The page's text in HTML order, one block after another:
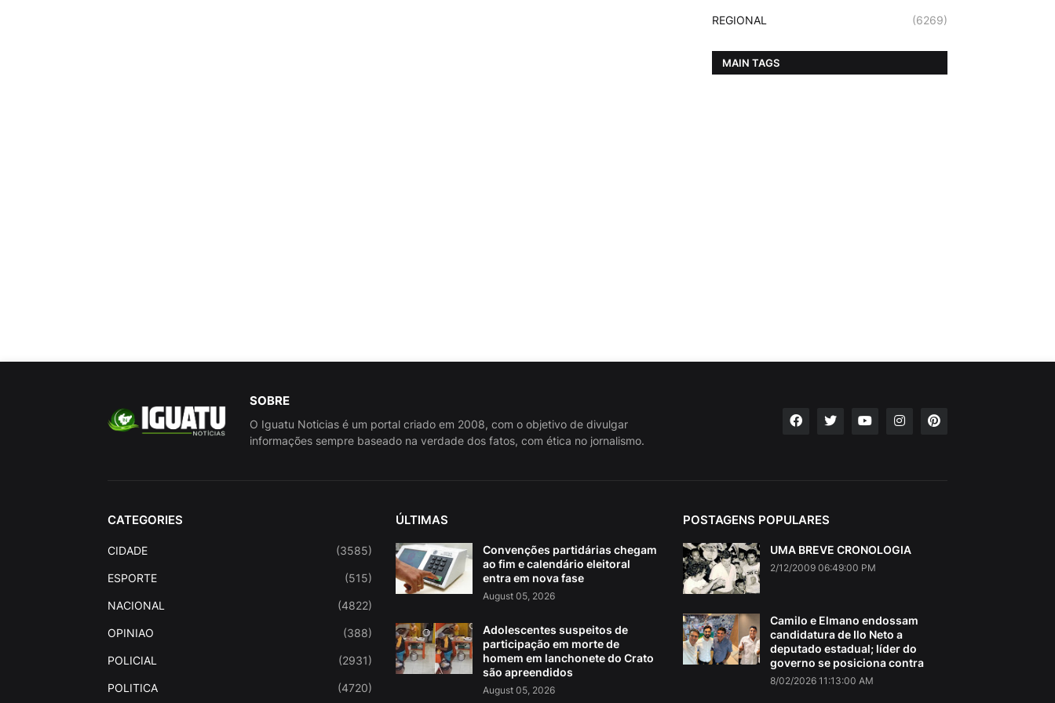
REGIONAL (6269)
MAIN TAGS
SOBRE
O Iguatu Noticias é um portal criado em 2008, com o objetivo de divulgar
informações sempre baseado na verdade dos fatos, com ética no jornalismo.
CATEGORIES
CIDADE (3585)
ESPORTE (515)
NACIONAL (4822)
OPINIAO (388)
POLICIAL (2931)
POLITICA (4720)
ÚLTIMAS
Convenções partidárias chegam
ao fim e calendário eleitoral
entra em nova fase
August 05, 2026
Adolescentes suspeitos de
participação em morte de
homem em lanchonete do Crato
são apreendidos
August 05, 2026
POSTAGENS POPULARES
UMA BREVE CRONOLOGIA
2/12/2009 06:49:00 PM
Camilo e Elmano endossam
candidatura de Ilo Neto a
deputado estadual; líder do
governo se posiciona contra
8/02/2026 11:13:00 AM